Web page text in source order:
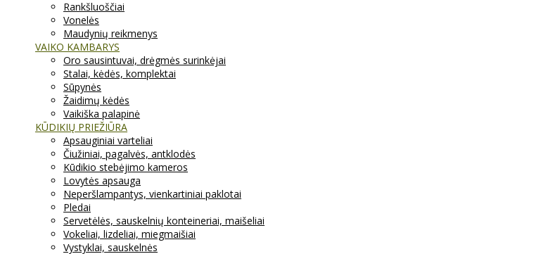
Rankšluoščiai
Vonelės
Maudynių reikmenys
VAIKO KAMBARYS
Oro sausintuvai, drėgmės surinkėjai
Stalai, kėdės, komplektai
Sūpynės
Žaidimų kėdės
Vaikiška palapinė
KŪDIKIŲ PRIEŽIŪRA
Apsauginiai varteliai
Čiužiniai, pagalvės, antklodės
Kūdikio stebėjimo kameros
Lovytės apsauga
Neperšlampantys, vienkartiniai paklotai
Pledai
Servetėlės, sauskelnių konteineriai, maišeliai
Vokeliai, lizdeliai, miegmaišiai
Vystyklai, sauskelnės